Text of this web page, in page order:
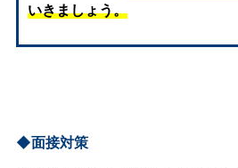
いきましょう。
◆面接対策